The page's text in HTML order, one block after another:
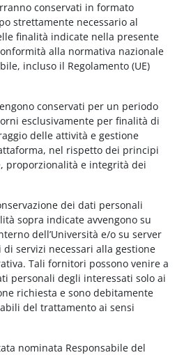
conservati in formato
strettamente necessario al
finalità indicate nella presente
alla normativa nazionale
incluso il Regolamento (UE)
conservati per un periodo
esclusivamente per finalità di
delle attività e gestione
nel rispetto dei principi
proporzionalità e integrità dei
dei dati personali
sopra indicate avvengono su
dell’Università e/o su server
servizi necessari alla gestione
Tali fornitori possono venire a
personali degli interessati solo ai
richiesta e sono debitamente
del trattamento ai sensi
nominata Responsabile del